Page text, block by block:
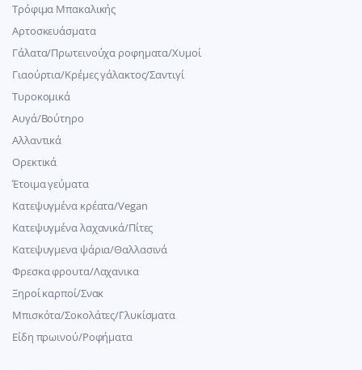
Τρόφιμα Μπακαλικής
Αρτοσκευάσματα
Γάλατα/Πρωτεινούχα ροφηματα/Χυμοί
Γιαούρτια/Κρέμες γάλακτος/Σαντιγί
Τυροκομικά
Αυγά/Βούτηρο
Αλλαντικά
Ορεκτικά
Έτοιμα γεύματα
Κατεψυγμένα κρέατα/Vegan
Kατεψυγμένα λαχανικά/Πίτες
Κατεψυγμενα ψάρια/Θαλλασινά
Φρεσκα φρουτα/Λαχανικα
Ξηροί καρποί/Σνακ
Μπισκότα/Σοκολάτες/Γλυκίσματα
Είδη πρωινού/Ροφήματα